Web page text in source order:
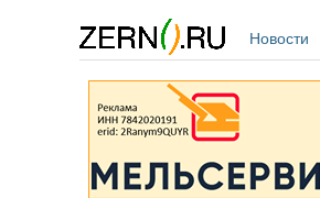
Новости